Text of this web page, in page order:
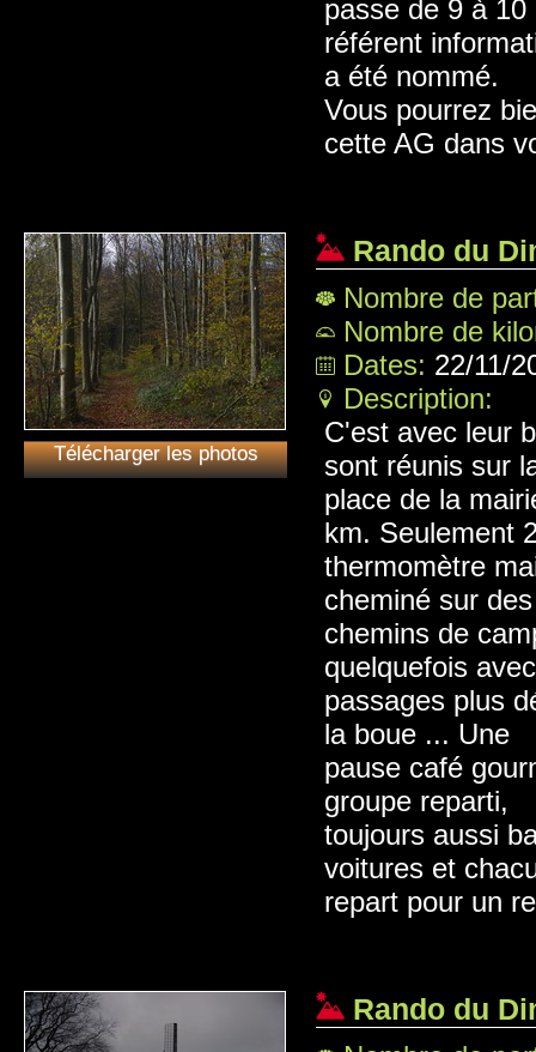
passe de 9 à 10
référent
a été nommé.
Vous pourrez
cette AG dans
Télécharger les photos
Rando du
Nombre de
Nombre de
Dates: 22/11/
Description:
C'est avec leur
sont réunis sur
place de la
km. Seulement
thermomètre
cheminé sur des
chemins de
quelquefois
passages plus
la boue ... Une
pause café
groupe reparti,
toujours aussi
voitures et
repart pour un
Rando du